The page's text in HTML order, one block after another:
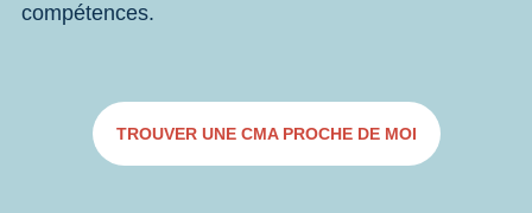
compétences.
TROUVER UNE CMA PROCHE DE MOI